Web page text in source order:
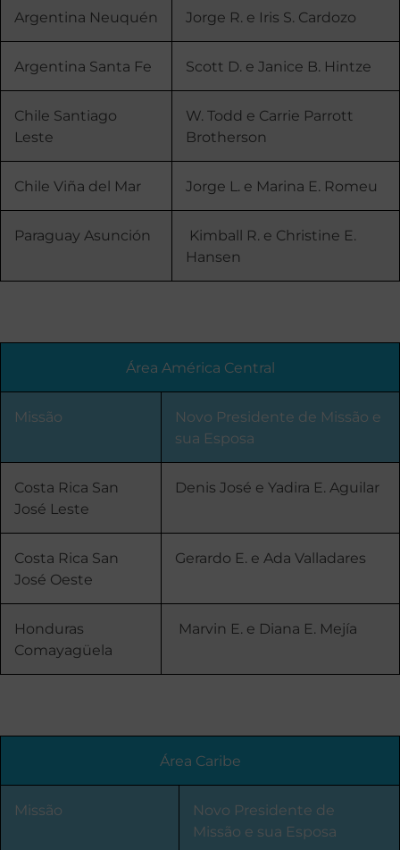
Argentina Neuquén Jorge R. e Iris S. Cardozo
Argentina Santa Fe Scott D. e Janice B. Hintze
Chile Santiago
Leste
W. Todd e Carrie Parrott
Brotherson
Chile Viña del Mar Jorge L. e Marina E. Romeu
Paraguay Asunción
Kimball R. e Christine E.
Hansen
Área América Central
Missão
Novo Presidente de Missão e
sua Esposa
Costa Rica San
José Leste
Denis José e Yadira E. Aguilar
Costa Rica San
José Oeste
Gerardo E. e Ada Valladares
Honduras
Comayagüela
Marvin E. e Diana E. Mejía
Área Caribe
Missão
Novo Presidente de
Missão e sua Esposa